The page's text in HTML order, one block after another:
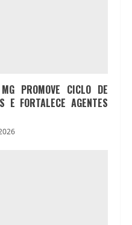
PROMOVE CICLO DE
E FORTALECE AGENTES